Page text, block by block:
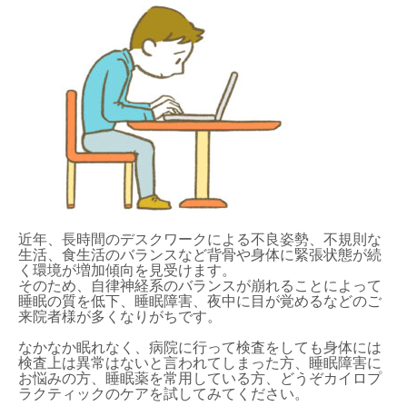
近年、長時間のデスクワークによる不良姿勢、不規則な
生活、食生活のバランスなど背骨や身体に緊張状態が続
く環境が増加傾向を見受けます。
そのため、自律神経系のバランスが崩れることによって
睡眠の質を低下、睡眠障害、夜中に目が覚めるなどのご
来院者様が多くなりがちです。
なかなか眠れなく、病院に行って検査をしても身体には
検査上は異常はないと言われてしまった方、睡眠障害に
お悩みの方、睡眠薬を常用している方、どうぞカイロプ
ラクティックのケアを試してみてください。